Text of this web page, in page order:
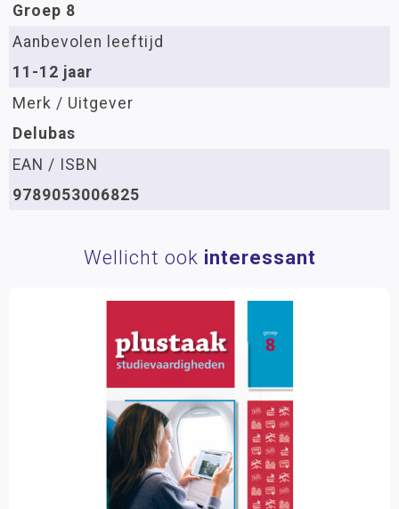
Groep 8
Aanbevolen leeftijd
11-12 jaar
Merk / Uitgever
Delubas
EAN / ISBN
9789053006825
Wellicht ook interessant